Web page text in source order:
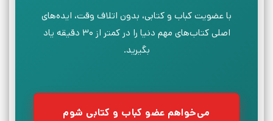
با عضویت کباب و کتابی، بدون اتلاف وقت، ایده‌های
اصلی کتاب‌های مهم دنیا را در کمتر از ۳۰ دقیقه یاد
بگیرید.
می‌خواهم عضو کباب و کتابی شوم